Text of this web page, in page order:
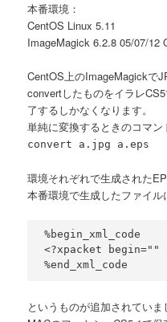
本番環境：
CentOS Linux 5.11
ImageMagick 6.2.8 05/07/12
CentOS上のImageMagickで
convertしたものをイラレ
了するしかなくなります。
単純に変換するときのコマン
convert a.jpg a.eps
環境それぞれで生成された
本番環境で生成したファイル
%begin_xml_code
<?xpacket begin=""
%end_xml_code
というものが追加されていま